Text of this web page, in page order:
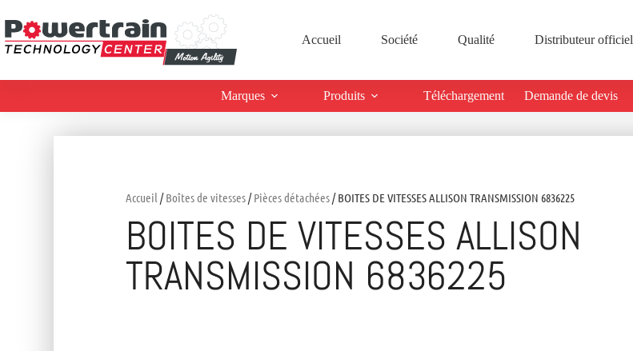
Accueil Société Qualité Distributeur officiel
Marques Produits Téléchargement Demande de devis
Accueil /Boîtes de vitesses/Pièces détachées/ BOITES DE VITESSES ALLISON TRANSMISSION 6836225
BOITES DE VITESSES ALLISON
TRANSMISSION 6836225